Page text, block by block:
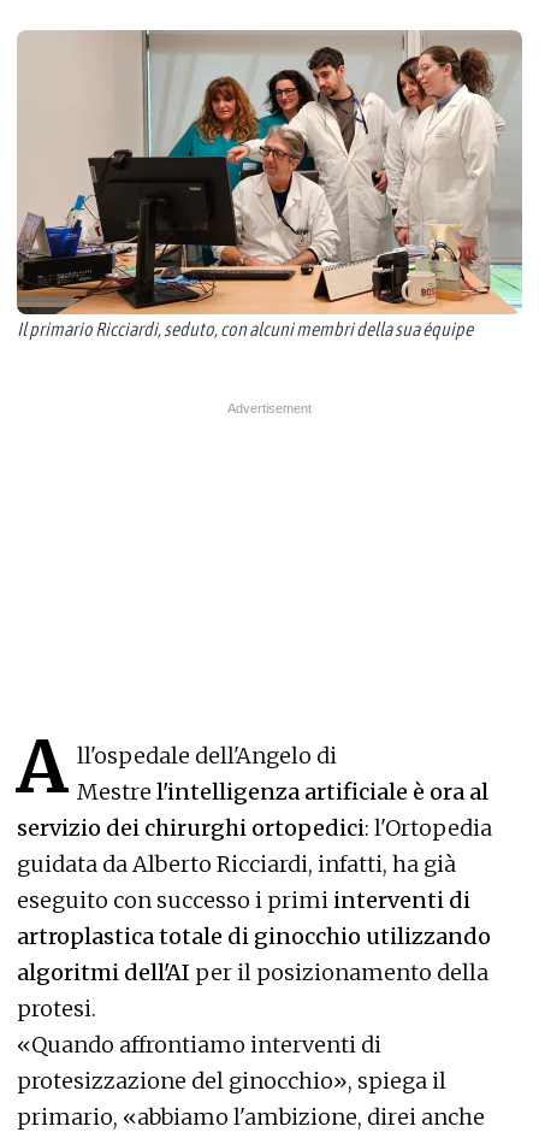
Il primario Ricciardi, seduto, con alcuni membri della sua équipe
A ll'ospedale dell'Angelo di
Mestre l'intelligenza artificiale è ora al
servizio dei chirurghi ortopedici: l'Ortopedia
guidata da Alberto Ricciardi, infatti, ha già
eseguito con successo i primi interventi di
artroplastica totale di ginocchio utilizzando
algoritmi dell'AI per il posizionamento della
protesi.
«Quando affrontiamo interventi di
protesizzazione del ginocchio», spiega il
primario, «abbiamo l'ambizione, direi anche